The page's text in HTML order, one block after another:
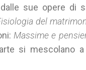
sue opere di
del
Massime e
si mescolano